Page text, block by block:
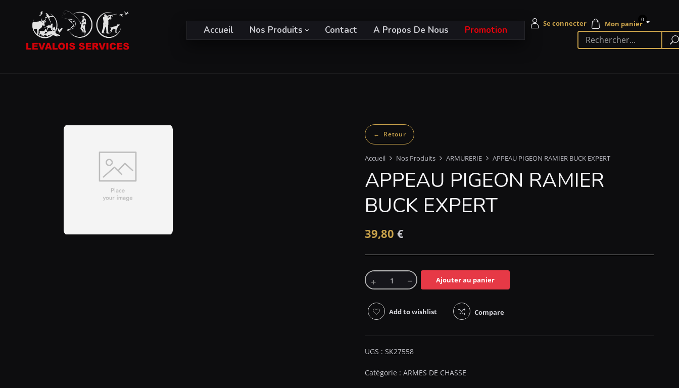
Accueil Nos Produits Contact A Propos De Nous Promotion
0
Accueil Nos Produits ARMURERIE APPEAU PIGEON RAMIER BUCK EXPERT
APPEAU PIGEON RAMIER
BUCK EXPERT
39,80 €
Ajouter au panier
Add to wishlist Compare
UGS : SK27558
Catégorie : ARMES DE CHASSE